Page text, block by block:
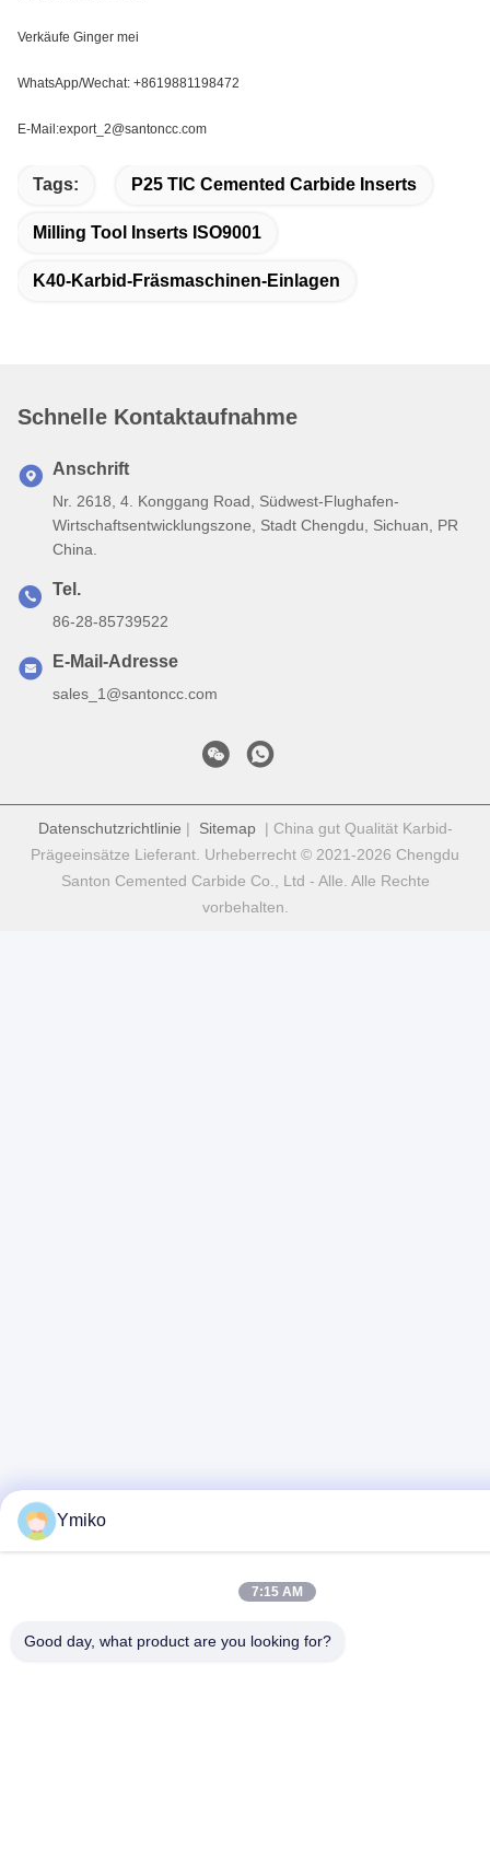
Verkäufe Ginger mei
WhatsApp/Wechat: +8619881198472
E-Mail:export_2@santoncc.com
Tags: P25 TIC Cemented Carbide Inserts
Milling Tool Inserts ISO9001
K40-Karbid-Fräsmaschinen-Einlagen
Schnelle Kontaktaufnahme
Anschrift
Nr. 2618, 4. Konggang Road, Südwest-Flughafen-
Wirtschaftsentwicklungszone, Stadt Chengdu, Sichuan, PR
China.
Tel.
86-28-85739522
E-Mail-Adresse
sales_1@santoncc.com
Datenschutzrichtlinie | Sitemap| China gut Qualität Karbid-
Prägeeinsätze Lieferant. Urheberrecht © 2021-2026 Chengdu
Santon Cemented Carbide Co., Ltd - Alle. Alle Rechte
vorbehalten.
Ymiko
7:15 AM
Good day, what product are you looking for?